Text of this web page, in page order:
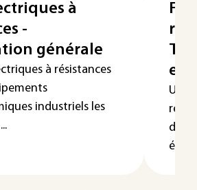
à
-
générale
à résistances
industriels les
en
Un
des